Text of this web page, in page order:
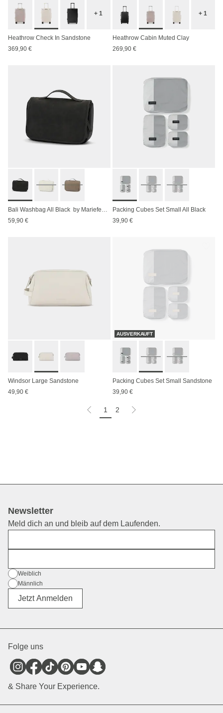
+ 1
Heathrow Check In Sandstone
369,90 €
+ 1
Heathrow Cabin Muted Clay
269,90 €
59,90 €
Packing Cubes Set Small All Black
39,90 €
Windsor Large Sandstone
49,90 €
AUSVERKAUFT
Packing Cubes Set Small Sandstone
39,90 €
1 2
Newsletter
Meld dich an und bleib auf dem Laufenden.
Geschlecht
Weiblich
Männlich
Divers
Jetzt Anmelden
Folge uns
& Share Your Experience.